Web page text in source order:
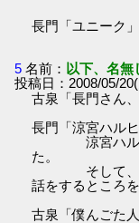
長門「ユニーク」
5 名前： 以下、名無
投稿日：2008/05/
古泉「長門さん
長門「涼宮ハル
涼宮ハルヒは
た。
そして、あな
話をするところ
古泉「僕んごた人